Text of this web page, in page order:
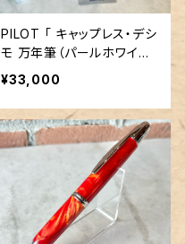
PILOT 「 キャップレス・デシ
モ 万年筆（パールホワイ
ト）」／字幅F／18金ペン先
¥33,000